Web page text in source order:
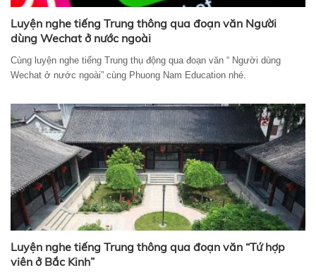
Luyện nghe tiếng Trung thông qua đoạn văn Người
dùng Wechat ở nước ngoài
Cùng luyện nghe tiếng Trung thụ động qua đoạn văn “ Người dùng
Wechat ở nước ngoài” cùng Phuong Nam Education nhé.
Luyện nghe tiếng Trung thông qua đoạn văn “Tứ hợp
viên ở Bắc Kinh”